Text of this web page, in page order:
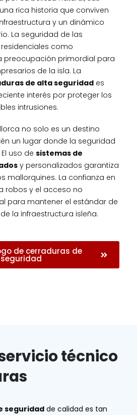
rica historia que conviven
y un dinámico
La seguridad de las
como
preocupación primordial para
de la isla. La
de alta seguridad es
interés por proteger los
intrusiones.
no solo es un destino
un lugar donde la seguridad
uso de sistemas de
y personalizados garantiza
mallorquines. La confianza en
robos y el acceso no
para mantener el estándar de
la infraestructura isleña.
de cerraduras de
seguridad
técnico
seguridadde calidad es tan